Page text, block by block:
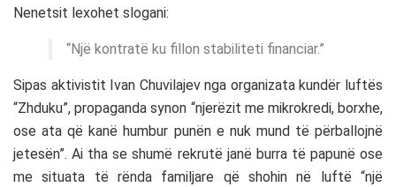
Nenetsit lexohet slogani:
“Një kontratë ku fillon stabiliteti financiar.”
Sipas aktivistit Ivan Chuvilajev nga organizata kundër luftës
“Zhduku”, propaganda synon “njerëzit me mikrokredi, borxhe,
ose ata që kanë humbur punën e nuk mund të përballojnë
jetesën”. Ai tha se shumë rekrutë janë burra të papunë ose
me situata të rënda familjare që shohin në luftë “një